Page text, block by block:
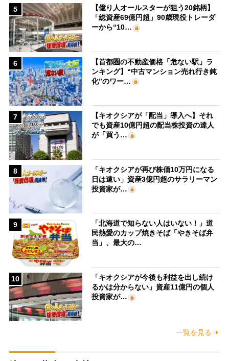
5
【億り人オールスターが狙う20銘柄】
「総資産69億円超」90歳現役トレーダ
ーから“10…
6
【首都圏の不動産価格「危ない駅」ラ
ンキング】“中古マンション売れ行き鈍
化”のワー…
7
【キオクシアが「配当」導入へ】それ
でも資産10億円超の配当株投資の達人
が「買う…
8
「キオクシアが再び株価10万円になる
日は遠い」資産3億円超のサラリーマン
投資家が…
9
「北海道で知らない人はいない！」道
民熱愛のカップ焼きそば「やきそば弁
当」、最大の…
10
「キオクシアが今後も利益を出し続け
るかは分からない」資産11億円の個人
投資家が…
一覧を見る